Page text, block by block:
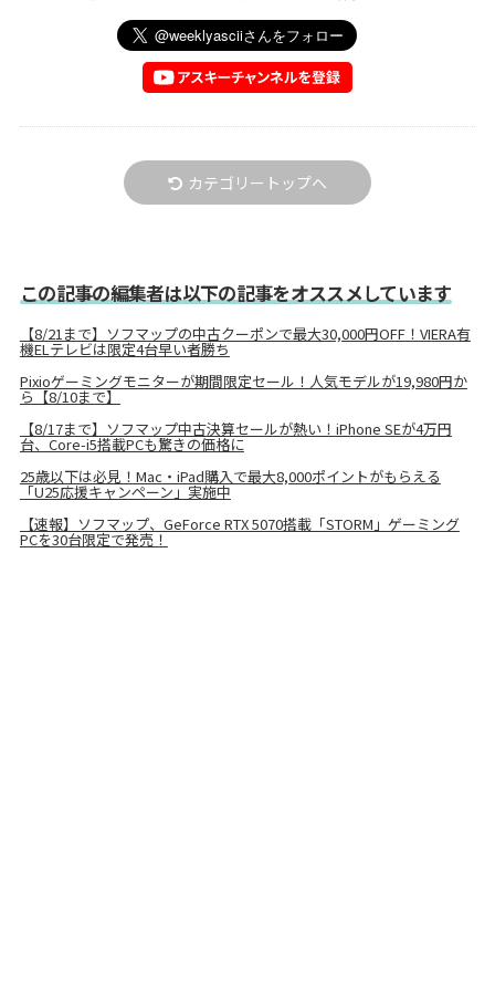
カテゴリートップへ
この記事の編集者は以下の記事をオススメしています
【8/21まで】ソフマップの中古クーポンで最大30,000円OFF！VIERA有
機ELテレビは限定4台早い者勝ち
Pixioゲーミングモニターが期間限定セール！人気モデルが19,980円か
ら【8/10まで】
【8/17まで】ソフマップ中古決算セールが熱い！iPhone SEが4万円
台、Core-i5搭載PCも驚きの価格に
25歳以下は必見！Mac・iPad購入で最大8,000ポイントがもらえる
「U25応援キャンペーン」実施中
【速報】ソフマップ、GeForce RTX 5070搭載「STORM」ゲーミング
PCを30台限定で発売！